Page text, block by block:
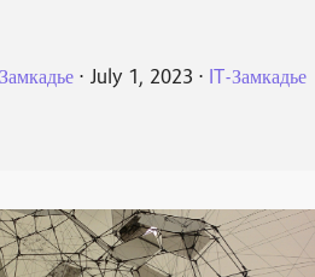
⋅ July 1, 2023 ⋅ IT-Замкадье